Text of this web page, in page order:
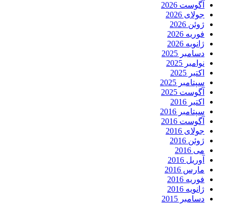
آگوست 2026
جولای 2026
ژوئن 2026
فوریه 2026
ژانویه 2026
دسامبر 2025
نوامبر 2025
اکتبر 2025
سپتامبر 2025
آگوست 2025
اکتبر 2016
سپتامبر 2016
آگوست 2016
جولای 2016
ژوئن 2016
می 2016
آوریل 2016
مارس 2016
فوریه 2016
ژانویه 2016
دسامبر 2015